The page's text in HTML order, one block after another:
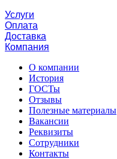
Услуги
Оплата
Доставка
Компания
О компании
История
ГОСТы
Отзывы
Полезные материалы
Вакансии
Реквизиты
Сотрудники
Контакты